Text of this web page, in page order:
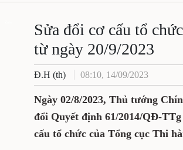
QUÊ HƯƠNG - ĐẤT NƯỚC QUỐC TẾ
VĂN BẢN, CHÍNH SÁCH MỚI
Sửa đổi cơ cấu tổ
án dân sự từ ngày
Đ.H (th) 08:10, 14/09/2023
Ngày 02/8/2023, Thủ
19/2023/QĐ-TTg sửa đổi
năng, nhiệm vụ, quyền